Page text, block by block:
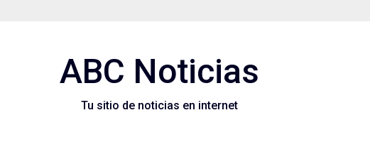
ABC Noticias
Tu sitio de noticias en internet